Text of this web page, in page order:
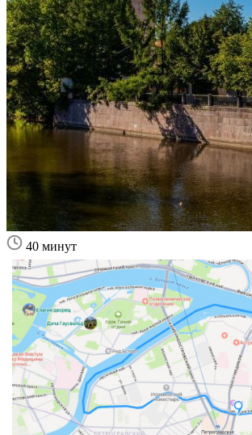
40 минут